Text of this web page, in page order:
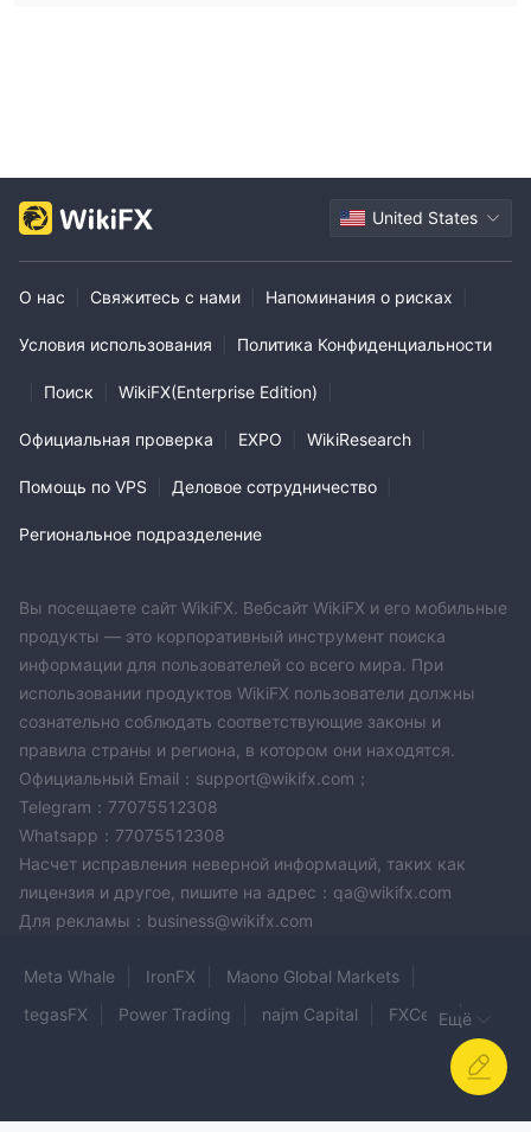
United States
О нас Свяжитесь с нами Напоминания о рисках
Условия использования Политика Конфиденциальности
Поиск WikiFX(Enterprise Edition)
Официальная проверка EXPO WikiResearch
Помощь по VPS Деловое сотрудничество
Региональное подразделение
Вы посещаете сайт WikiFX. Вебсайт WikiFX и его мобильные
продукты — это корпоративный инструмент поиска
информации для пользователей со всего мира. При
использовании продуктов WikiFX пользователи должны
сознательно соблюдать соответствующие законы и
правила страны и региона, в котором они находятся.
Официальный Email：support@wikifx.com；
Telegram：77075512308
Whatsapp：77075512308
Насчет исправления неверной информаций, таких как
лицензия и другое, пишите на адрес：qa@wikifx.com
Для рекламы：business@wikifx.com
Meta Whale IronFX
Maono Global Markets
tegasFX
Power Trading najm Capital
FXCess
AFAQ TRADE
Ещё